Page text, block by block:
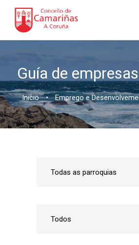
Guía de empresas
Inicio • Emprego e